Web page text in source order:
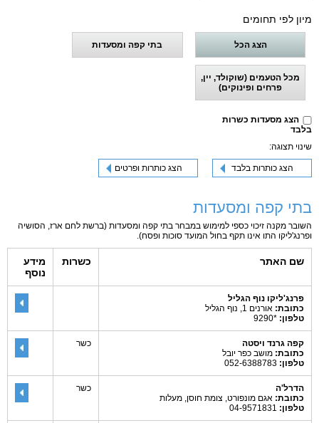
מיון לפי תחומים
הצג הכל בתי קפה ומסעדות
מכל הטעמים (שוקולד, יין,
פרחים ופינוקים)
הצג מסעדות כשרות
בלבד
שינוי תצוגה:
הצג כותרות בלבד הצג כותרות ופרטים
בתי קפה ומסעדות
השובר מקנה זיכוי כספי למימוש במבחר בתי קפה ומסעדות (ברשת לחם ארז, הסושיה
ופרנג'ליקו התו אינו תקף בחול המועד סוכות ופסח).
שם האתר כשרות
מידע
נוסף
פרנג'ליקו נוף הגליל
כתובת: אורנים 1, נוף הגליל
טלפון: *9290
קפה גרנד ויסטה
כתובת: מושב כפר יובל
טלפון:
כשר
הדרל'ה
כתובת: אגם מונפורט, צומת חוסן, מעלות
טלפון:
כשר